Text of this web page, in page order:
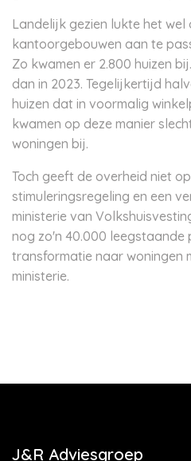
Landelijk gezien lukte het wel
kantoorgebouwen aan te
Zo kwamen er 2.800 huizen
dan in 2023. Tegelijkertijd
huizen dat in voormalig
kwamen op deze manier
woningen bij.
Toch geeft de overheid niet
stimuleringsregeling en een
ministerie van
nog zo'n 40.000 leegstaande
transformatie naar woningen
ministerie.
J&R Adviesgroep